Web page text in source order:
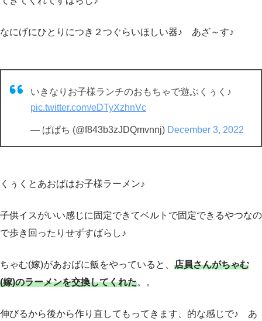
なにげにひとりにつき２つぐらいほしい器♪ あざ～す♪
いきなりお子様ランチのおもちゃで遊ぶくぅく♪
pic.twitter.com/eDTyXzhnVc
— ぱぱち (@f843b3zJDQmvnnj) December 3, 2022
くぅくとあおばはお子様ラーメン♪
子供イスがいい感じに固定できてベルトで固定できるやつなの
で歩き回ったりせずすばらし♪
ちゃむ(嫁)があおばに飯をやっていると、 店員さんがちゃむ
(嫁)のラーメンを交換してくれた。。
伸びるから後から作り直してもってきます、的な感じで♪ あ